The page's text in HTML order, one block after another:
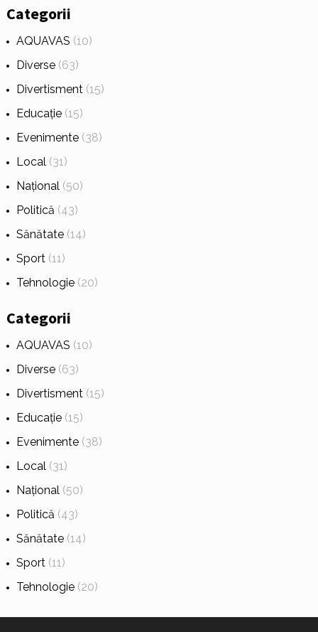
Categorii
AQUAVAS (10)
Diverse(63)
Divertisment(15)
Educație(15)
Evenimente(38)
Local(31)
Național(50)
Politică (43)
Sănătate(14)
Sport(11)
Tehnologie(20)
Categorii
AQUAVAS (10)
Diverse(63)
Divertisment(15)
Educație(15)
Evenimente(38)
Local(31)
Național(50)
Politică (43)
Sănătate(14)
Sport(11)
Tehnologie(20)